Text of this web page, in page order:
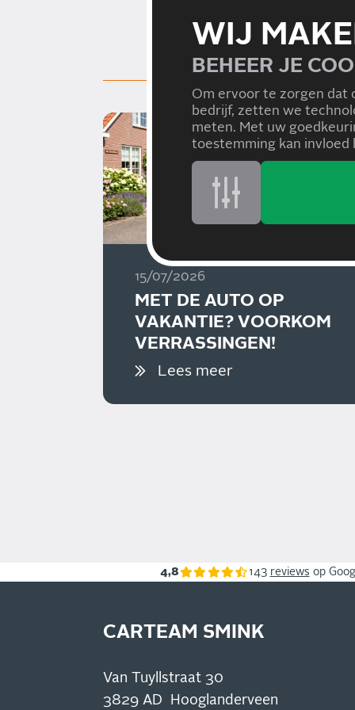
15/07/2026
MET DE AUTO OP
VAKANTIE? VOORKOM
VERRASSINGEN!
Lees meer
4,8 143 reviews op
CARTEAM SMINK
Van Tuyllstraat 30
3829 AD Hooglanderveen
WIJ
BEHEER JE
Om ervoor te zorgen dat
bedrijf, zetten we
meten. Met uw
toestemming kan invloed